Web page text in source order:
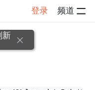
登录 频道
新